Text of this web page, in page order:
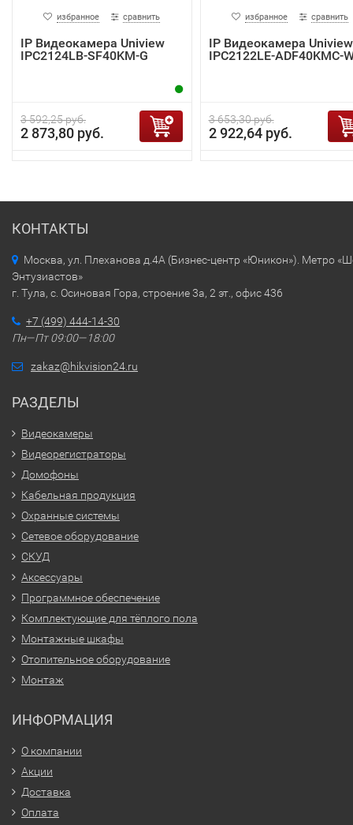
избранное сравнить
IP Видеокамера Uniview
IPC2124LB-SF40KM-G
3 592,25 руб.
2 873,80 руб.
избранное сравнить
IP Видеокамера Uniview
IPC2122LE-ADF40KMC-
3 653,30 руб.
2 922,64 руб.
КОНТАКТЫ
Москва, ул. Плеханова д.4А (Бизнес-центр «Юникон»). Метро
Энтузиастов»
г. Тула, с. Осиновая Гора, строение 3а, 2 эт., офис 436
+7 (499) 444-14-30
Пн—Пт 09:00—18:00
zakaz@hikvision24.ru
РАЗДЕЛЫ
Видеокамеры
Видеорегистраторы
Домофоны
Кабельная продукция
Охранные системы
Сетевое оборудование
СКУД
Аксессуары
Программное обеспечение
Комплектующие для тёплого пола
Монтажные шкафы
Отопительное оборудование
Монтаж
ИНФОРМАЦИЯ
О компании
Акции
Доставка
Оплата